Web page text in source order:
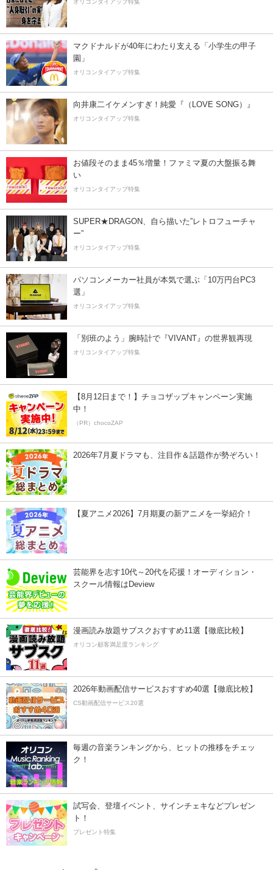
オリコンタイアップ特集
マクドナルドが40年にわたり支える「小学生の甲子
園」
オリコンタイアップ特集
向井康二イケメンすぎ！純愛『（LOVE SONG）』
オリコンタイアップ特集
お値段そのまま45％増量！ファミマ夏の大盤振る舞
い
オリコンタイアップ特集
SUPER★DRAGON、自ら描いた”レトロフューチャ
ー”
オリコンタイアップ特集
パソコンメーカー社員が本気で選ぶ「10万円台PC3
選」
オリコンタイアップ特集
「別班のよう」腕時計で『VIVANT』の世界観再現
オリコンタイアップ特集
【8月12日まで！】チョコザップキャンペーン実施
中！
（PR）chocoZAP
2026年7月夏ドラマも、注目作＆話題作が勢ぞろい！
【夏アニメ2026】7月期夏の新アニメを一挙紹介！
芸能界を志す10代～20代を応援！オーディション・
スクール情報はDeview
漫画読み放題サブスクおすすめ11選【徹底比較】
オリコン顧客満足度ランキング
2026年動画配信サービスおすすめ40選【徹底比較】
CS動画配信サービス20選
毎週の音楽ランキングから、ヒットの推移をチェッ
ク！
試写会、登壇イベント、サインチェキなどプレゼン
ト！
プレゼント特集